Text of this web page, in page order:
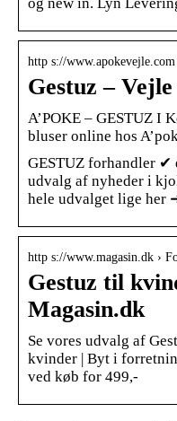
http s://www.apokevejle.com
Gestuz –
A’POKE – GESTUZ I
bluser online hos
GESTUZ forhandler
udvalg af nyheder i
hele udvalget lige her
http s://www.magasin.dk ›
Gestuz til
Magasin.dk
Se vores udvalg af
kvinder | Byt i
ved køb for 499,-